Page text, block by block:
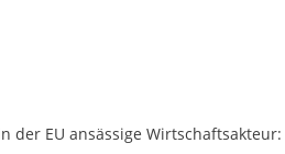
der EU ansässige Wirtschaftsakteur: